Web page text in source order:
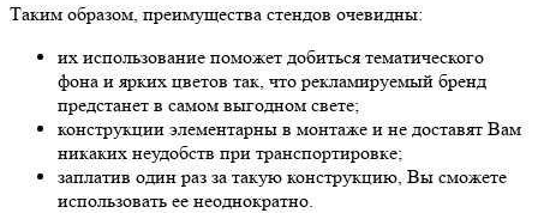
Таким образом, преимущества стендов очевидны:
их использование поможет добиться тематического
фона и ярких цветов так, что рекламируемый бренд
предстанет в самом выгодном свете;
конструкции элементарны в монтаже и не доставят Вам
никаких неудобств при транспортировке;
заплатив один раз за такую конструкцию, Вы сможете
использовать ее неоднократно.